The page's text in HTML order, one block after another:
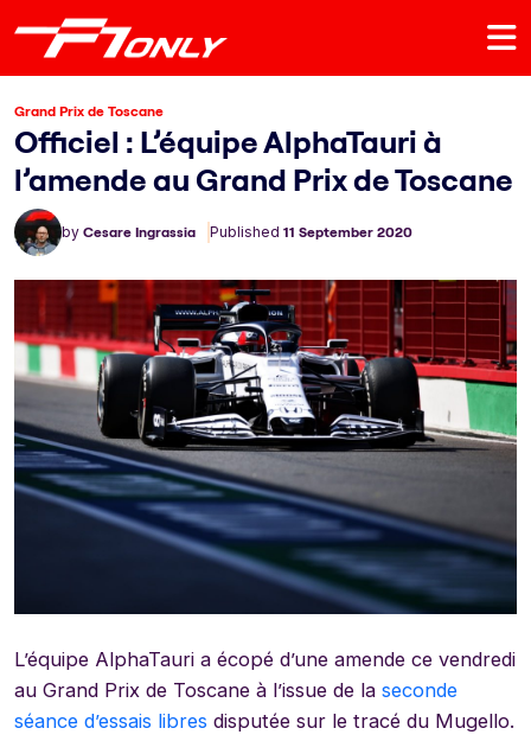
Grand Prix de Toscane
Officiel : L’équipe AlphaTauri à
l’amende au Grand Prix de Toscane
by Cesare Ingrassia Published 11 September 2020
L’équipe AlphaTauri a écopé d’une amende ce vendredi
au Grand Prix de Toscane à l’issue de la seconde
séance d’essais libres disputée sur le tracé du Mugello.